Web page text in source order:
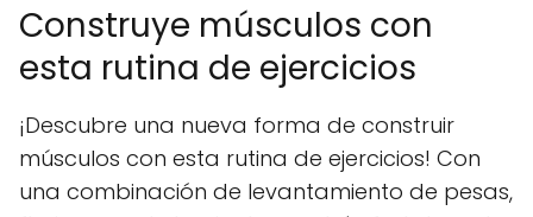
Construye músculos con
esta rutina de ejercicios
¡Descubre una nueva forma de construir
músculos con esta rutina de ejercicios! Con
una combinación de levantamiento de pesas,